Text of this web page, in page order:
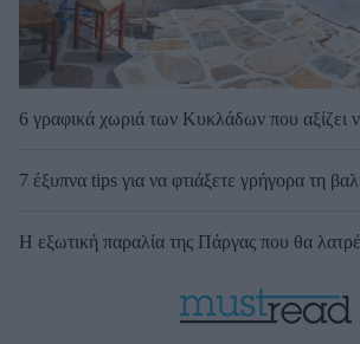
6 γραφικά χωριά των Κυκλάδων που αξίζει
7 έξυπνα tips για να φτιάξετε γρήγορα τη
Η εξωτική παραλία της Πάργας που θα